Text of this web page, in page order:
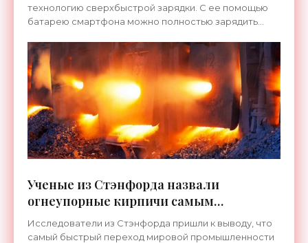
технологию сверхбыстрой зарядки. С ее помощью
батарею смартфона можно полностью зарядить
удалось добиться не
Ученые из Стэнфорда назвали
огнеупорные кирпичи самым
эффективным накопителем энергии
для нужд индустрии - «Технологии»
Исследователи из Стэнфорда пришли к выводу, что
самый быстрый переход мировой промышленности